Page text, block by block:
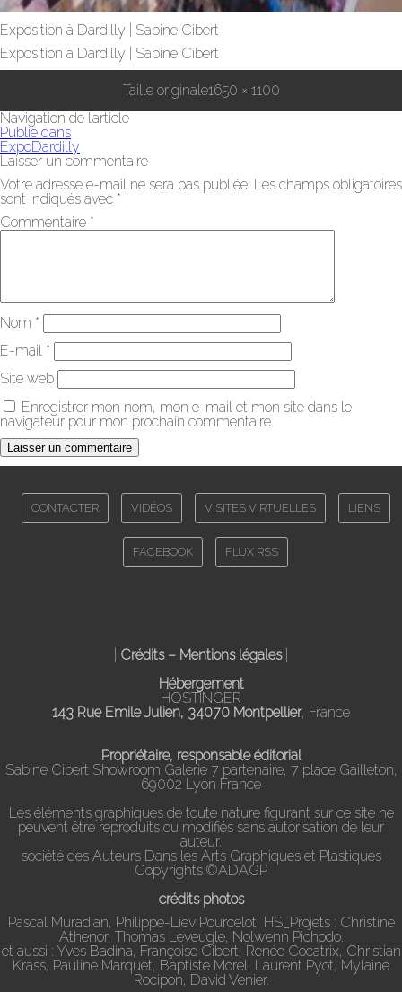
Exposition à Dardilly | Sabine Cibert
Exposition à Dardilly | Sabine Cibert
Taille originale1650 × 1100
Navigation de l’article
Publié dans
ExpoDardilly
Laisser un commentaire
Votre adresse e-mail ne sera pas publiée. Les champs obligatoires
sont indiqués avec *
Commentaire *
Nom *
E-mail *
Site web
Enregistrer mon nom, mon e-mail et mon site dans le
navigateur pour mon prochain commentaire.
CONTACTER VIDÉOS VISITES VIRTUELLES LIENS
FACEBOOK FLUX RSS
Crédits – Mentions légales|
Hébergement
HOSTINGER
143 Rue Emile Julien, 34070 Montpellier, France
Propriétaire, responsable éditorial
Sabine Cibert Showroom Galerie 7 partenaire, 7 place Gailleton,
69002 Lyon France
Les éléments graphiques de toute nature figurant sur ce site ne
peuvent être reproduits ou modifiés sans autorisation de leur
auteur.
société des Auteurs Dans les Arts Graphiques et Plastiques
Copyrights ©ADAGP
crédits photos
Pascal Muradian, Philippe-Liev Pourcelot, HS_Projets : Christine
Athenor, Thomas Leveugle, Nolwenn Pichodo.
et aussi : Yves Badina, Françoise Cibert, Renée Cocatrix, Christian
Krass, Pauline Marquet, Baptiste Morel, Laurent Pyot, Mylaine
Rocipon, David Venier.